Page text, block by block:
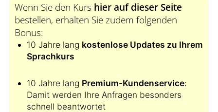
Wenn Sie den Kurs hier auf dieser Seite
bestellen, erhalten Sie zudem folgenden
Bonus:
10 Jahre lang kostenlose Updates zu Ihrem
Sprachkurs
10 Jahre lang Premium-Kundenservice:
Damit werden Ihre Anfragen besonders
schnell beantwortet